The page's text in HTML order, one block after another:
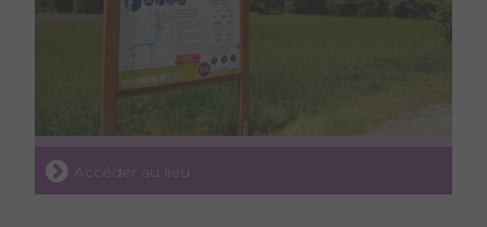
Accéder au lieu